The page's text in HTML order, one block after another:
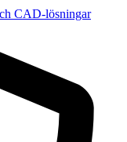
CAD-lösningar